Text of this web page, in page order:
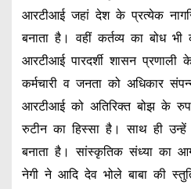
आरटीआई जहां देश के प्रत्येक
बनाता है। वहीं कर्तव्य का बोध
आरटीआई पारदर्शी शासन प्रणाली
कर्मचारी व जनता को अधिकार
आरटीआई को अतिरिक्त बोझ के
रुटीन का हिस्सा है। साथ ही
बनाता है। सांस्कृतिक संध्या का
नेगी ने आदि देव भोले बाबा की